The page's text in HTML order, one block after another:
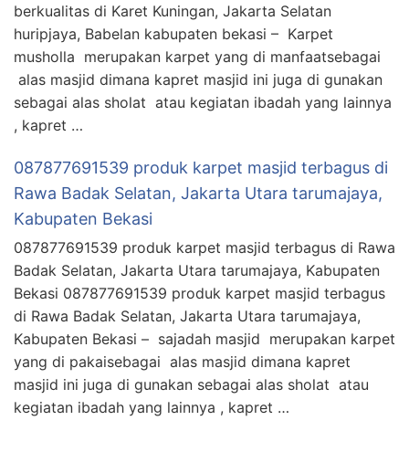
berkualitas di Karet Kuningan, Jakarta Selatan
huripjaya, Babelan kabupaten bekasi – Karpet
musholla merupakan karpet yang di manfaatsebagai
alas masjid dimana kapret masjid ini juga di gunakan
sebagai alas sholat atau kegiatan ibadah yang lainnya
, kapret …
087877691539 produk karpet masjid terbagus di
Rawa Badak Selatan, Jakarta Utara tarumajaya,
Kabupaten Bekasi
087877691539 produk karpet masjid terbagus di Rawa
Badak Selatan, Jakarta Utara tarumajaya, Kabupaten
Bekasi 087877691539 produk karpet masjid terbagus
di Rawa Badak Selatan, Jakarta Utara tarumajaya,
Kabupaten Bekasi – sajadah masjid merupakan karpet
yang di pakaisebagai alas masjid dimana kapret
masjid ini juga di gunakan sebagai alas sholat atau
kegiatan ibadah yang lainnya , kapret …